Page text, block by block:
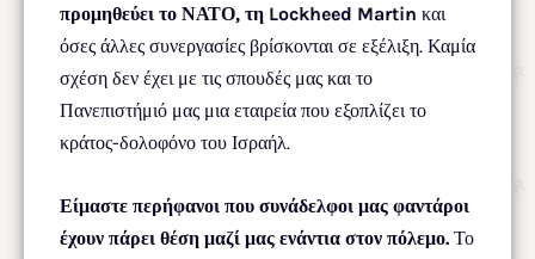
προμηθεύει το ΝΑΤΟ, τη Lockheed Martin και
όσες άλλες συνεργασίες βρίσκονται σε εξέλιξη. Καμία
σχέση δεν έχει με τις σπουδές μας και το
Πανεπιστήμιό μας μια εταιρεία που εξοπλίζει το
κράτος-δολοφόνο του Ισραήλ.
Είμαστε περήφανοι που συνάδελφοι μας φαντάροι
έχουν πάρει θέση μαζί μας ενάντια στον πόλεμο. Το